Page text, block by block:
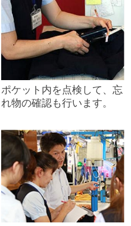
ポケット内を点検して、忘
れ物の確認も行います。